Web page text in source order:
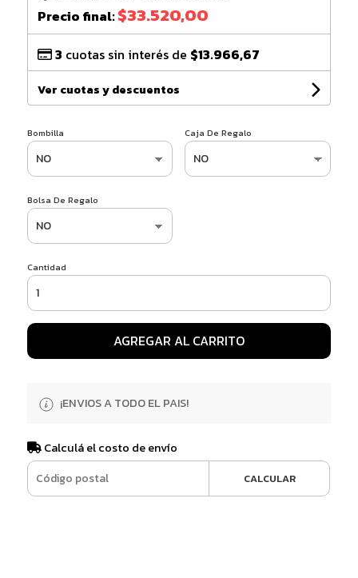
Precio final:$33.520,00
3 cuotas sin interés de $13.966,67
Ver cuotas y descuentos
Bombilla Caja De Regalo
Bolsa De Regalo
Cantidad
AGREGAR AL CARRITO
¡ENVIOS A TODO EL PAIS!
Calculá el costo de envío
CALCULAR